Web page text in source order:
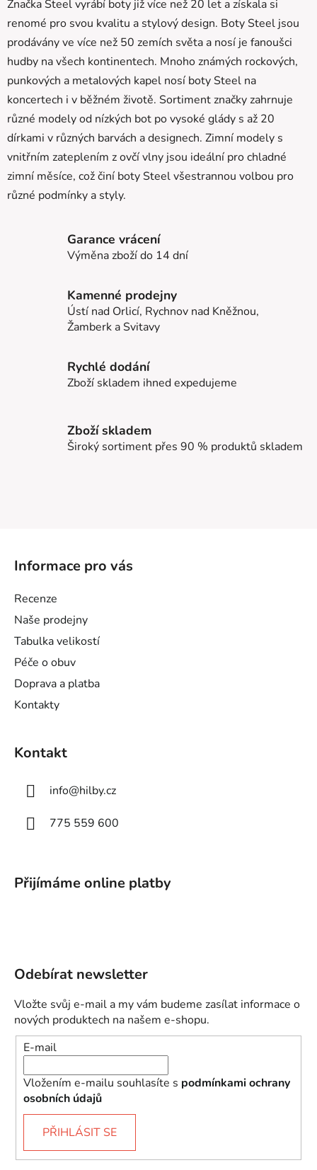
Značka Steel vyrábí boty již více než 20 let a získala si
renomé pro svou kvalitu a stylový design. Boty Steel jsou
prodávány ve více než 50 zemích světa a nosí je fanoušci
hudby na všech kontinentech. Mnoho známých rockových,
punkových a metalových kapel nosí boty Steel na
koncertech i v běžném životě. Sortiment značky zahrnuje
různé modely od nízkých bot po vysoké glády s až 20
dírkami v různých barvách a designech. Zimní modely s
vnitřním zateplením z ovčí vlny jsou ideální pro chladné
zimní měsíce, což činí boty Steel všestrannou volbou pro
různé podmínky a styly.
Garance vrácení
Výměna zboží do 14 dní
Kamenné prodejny
Ústí nad Orlicí, Rychnov nad Kněžnou,
Žamberk a Svitavy
Rychlé dodání
Zboží skladem ihned expedujeme
Zboží skladem
Široký sortiment přes 90 % produktů skladem
Informace pro vás
Recenze
Naše prodejny
Tabulka velikostí
Péče o obuv
Doprava a platba
Kontakty
Kontakt
info@hilby.cz
775 559 600
Přijímáme online platby
Odebírat newsletter
Vložte svůj e-mail a my vám budeme zasílat informace o
nových produktech na našem e-shopu.
E-mail
Vložením e-mailu souhlasíte s podmínkami ochrany
osobních údajů
PŘIHLÁSIT SE